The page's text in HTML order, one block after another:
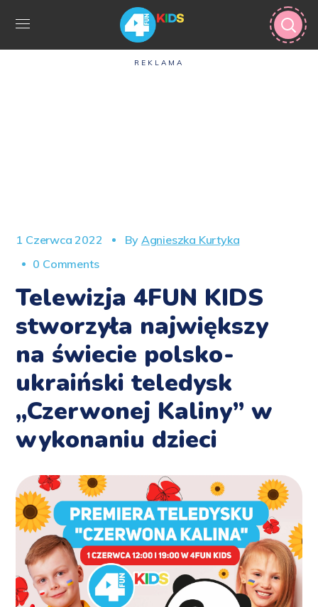
REKLAMA
1 Czerwca 2022 By Agnieszka Kurtyka
0 Comments
Telewizja 4FUN KIDS
stworzyła największy
na świecie polsko-
ukraiński teledysk
„Czerwonej Kaliny” w
wykonaniu dzieci